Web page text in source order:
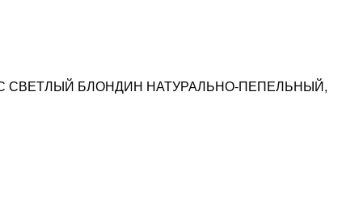
СВЕТЛЫЙ БЛОНДИН НАТУРАЛЬНО-ПЕПЕЛЬНЫЙ,